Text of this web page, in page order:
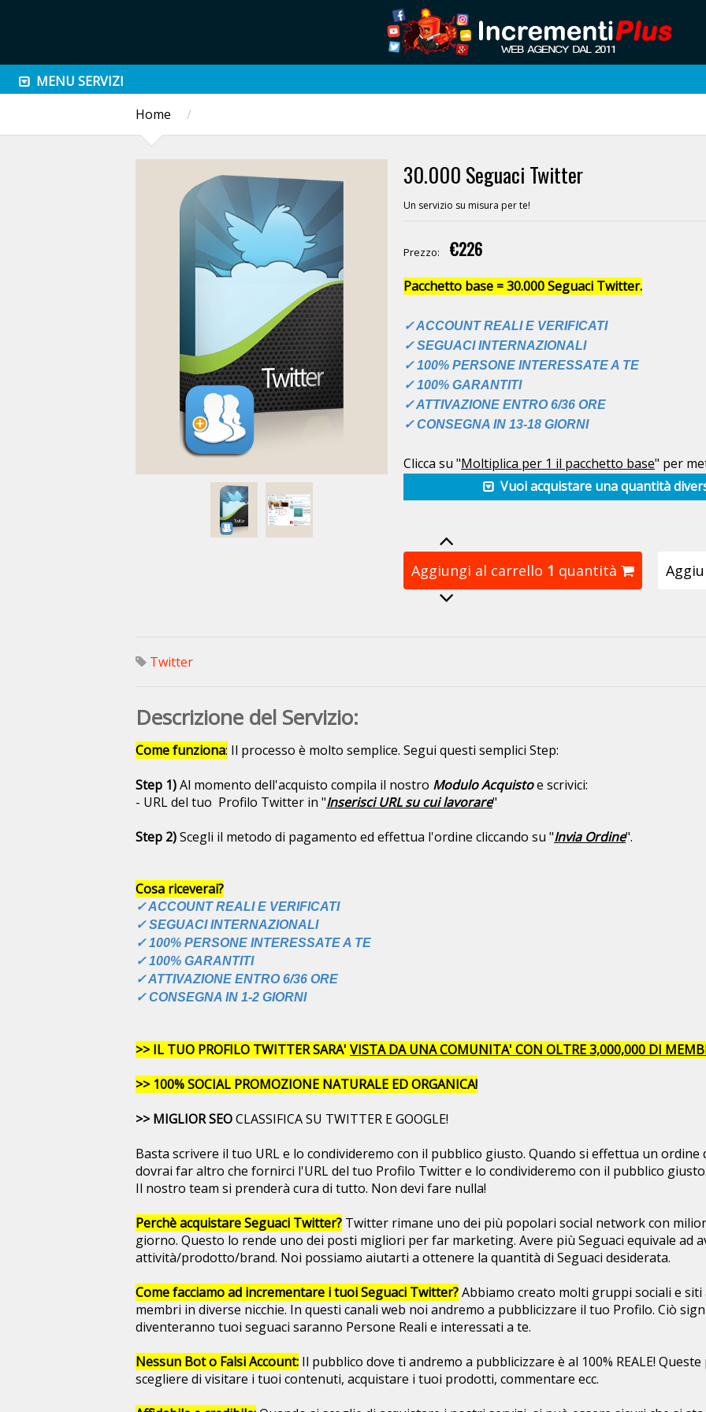
MENU SERVIZI
Home
/
30.000 Seguaci Twitter
Un servizio su misura per te!
Prezzo: €226
Pacchetto base = 30.000 Seguaci Twitter.
✓ ACCOUNT REALI E VERIFICATI
✓ SEGUACI INTERNAZIONALI
✓ 100% PERSONE INTERESSATE A TE
✓ 100% GARANTITI
✓ ATTIVAZIONE ENTRO 6/36 ORE
✓ CONSEGNA IN 13-18 GIORNI
Clicca su "Moltiplica per 1 il pacchetto base" per
Vuoi acquistare una quantità
Aggiungi al carrello 1 quantità
Twitter
Descrizione del Servizio:
Come funziona: Il processo è molto semplice. Segui questi semplici Step:
Step 1)Al momento dell'acquisto compila il nostro Modulo Acquistoe scrivici:
- URL del tuo Profilo Twitter in "Inserisci URL su cui lavorare"
Step 2)Scegli il metodo di pagamento ed effettua l'ordine cliccando su "Invia Ordine".
Cosa riceverai?
✓ ACCOUNT REALI E VERIFICATI
✓ SEGUACI INTERNAZIONALI
✓ 100% PERSONE INTERESSATE A TE
✓ 100% GARANTITI
✓ ATTIVAZIONE ENTRO 6/36 ORE
✓ CONSEGNA IN 1-2 GIORNI
>> IL TUO PROFILO TWITTER SARA' VISTA DA UNA COMUNITA' CON OLTRE 3,000,000 DI
>> 100% SOCIAL PROMOZIONE NATURALE ED ORGANICA!
>> MIGLIOR SEOCLASSIFICA SU TWITTER E GOOGLE!
Basta scrivere il tuo URL e lo condivideremo con il pubblico giusto. Quando si effettua un
dovrai far altro che fornirci l'URL del tuo Profilo Twitter e lo condivideremo con il pubblico
Il nostro team si prenderà cura di tutto. Non devi fare nulla!
Perchè acquistare Seguaci Twitter? Twitter rimane uno dei più popolari social network con
giorno. Questo lo rende uno dei posti migliori per far marketing. Avere più Seguaci equivale ad
attività/prodotto/brand. Noi possiamo aiutarti a ottenere la quantità di Seguaci desiderata.
Come facciamo ad incrementare i tuoi Seguaci Twitter?Abbiamo creato molti gruppi sociali e
membri in diverse nicchie. In questi canali web noi andremo a pubblicizzare il tuo Profilo. Ciò
diventeranno tuoi seguaci saranno Persone Reali e interessati a te.
Nessun Bot o Falsi Account: Il pubblico dove ti andremo a pubblicizzare è al 100% REALE!
scegliere di visitare i tuoi contenuti, acquistare i tuoi prodotti, commentare ecc.